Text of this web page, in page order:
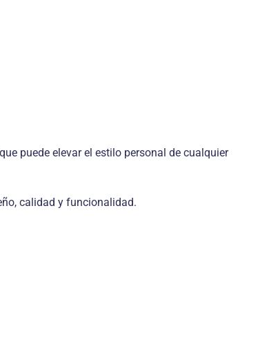
puede elevar el estilo personal de cualquier
calidad y funcionalidad.